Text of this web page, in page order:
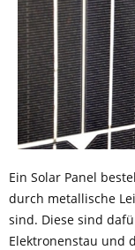
Ein Solar Panel
durch metallische
sind. Diese sind
Elektronenstau und